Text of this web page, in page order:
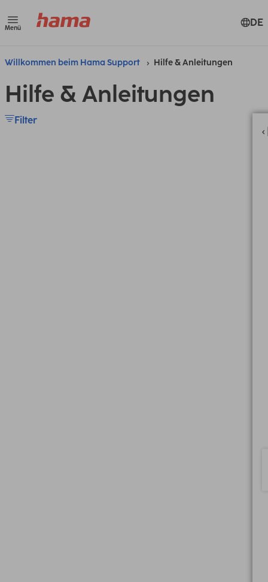
Menü DE
Willkommen beim Hama Support Hilfe & Anleitungen
Hilfe & Anleitungen
Filter